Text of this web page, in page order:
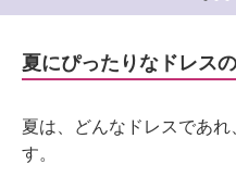
夏にぴったりなドレス
夏は、どんなドレスであ
す。